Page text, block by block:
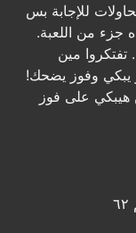
للإجابة بس
جزء من اللعبة.
تفتكروا مين
يبكي وفوز يضحك!
على فوز